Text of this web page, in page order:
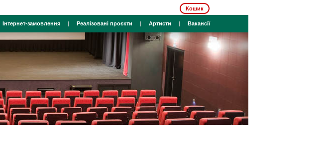
Кошик
Інтернет-замовлення | Реалізовані проєкти | Артисти | Вакансії